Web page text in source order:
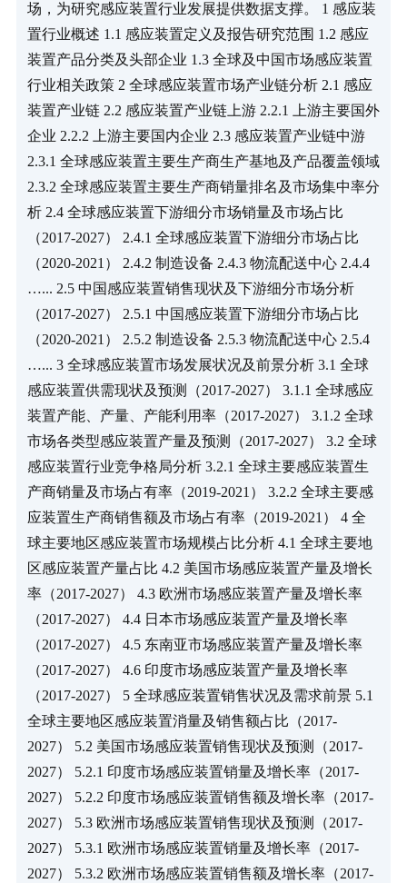
场，为研究感应装置行业发展提供数据支撑。 1 感应装
置行业概述 1.1 感应装置定义及报告研究范围 1.2 感应
装置产品分类及头部企业 1.3 全球及中国市场感应装置
行业相关政策 2 全球感应装置市场产业链分析 2.1 感应
装置产业链 2.2 感应装置产业链上游 2.2.1 上游主要国外
企业 2.2.2 上游主要国内企业 2.3 感应装置产业链中游
2.3.1 全球感应装置主要生产商生产基地及产品覆盖领域
2.3.2 全球感应装置主要生产商销量排名及市场集中率分
析 2.4 全球感应装置下游细分市场销量及市场占比
（2017-2027） 2.4.1 全球感应装置下游细分市场占比
（2020-2021） 2.4.2 制造设备 2.4.3 物流配送中心 2.4.4
…... 2.5 中国感应装置销售现状及下游细分市场分析
（2017-2027） 2.5.1 中国感应装置下游细分市场占比
（2020-2021） 2.5.2 制造设备 2.5.3 物流配送中心 2.5.4
…... 3 全球感应装置市场发展状况及前景分析 3.1 全球
感应装置供需现状及预测（2017-2027） 3.1.1 全球感应
装置产能、产量、产能利用率（2017-2027） 3.1.2 全球
市场各类型感应装置产量及预测（2017-2027） 3.2 全球
感应装置行业竞争格局分析 3.2.1 全球主要感应装置生
产商销量及市场占有率（2019-2021） 3.2.2 全球主要感
应装置生产商销售额及市场占有率（2019-2021） 4 全
球主要地区感应装置市场规模占比分析 4.1 全球主要地
区感应装置产量占比 4.2 美国市场感应装置产量及增长
率（2017-2027） 4.3 欧洲市场感应装置产量及增长率
（2017-2027） 4.4 日本市场感应装置产量及增长率
（2017-2027） 4.5 东南亚市场感应装置产量及增长率
（2017-2027） 4.6 印度市场感应装置产量及增长率
（2017-2027） 5 全球感应装置销售状况及需求前景 5.1
全球主要地区感应装置消量及销售额占比（2017-
2027） 5.2 美国市场感应装置销售现状及预测（2017-
2027） 5.2.1 印度市场感应装置销量及增长率（2017-
2027） 5.2.2 印度市场感应装置销售额及增长率（2017-
2027） 5.3 欧洲市场感应装置销售现状及预测（2017-
2027） 5.3.1 欧洲市场感应装置销量及增长率（2017-
2027） 5.3.2 欧洲市场感应装置销售额及增长率（2017-